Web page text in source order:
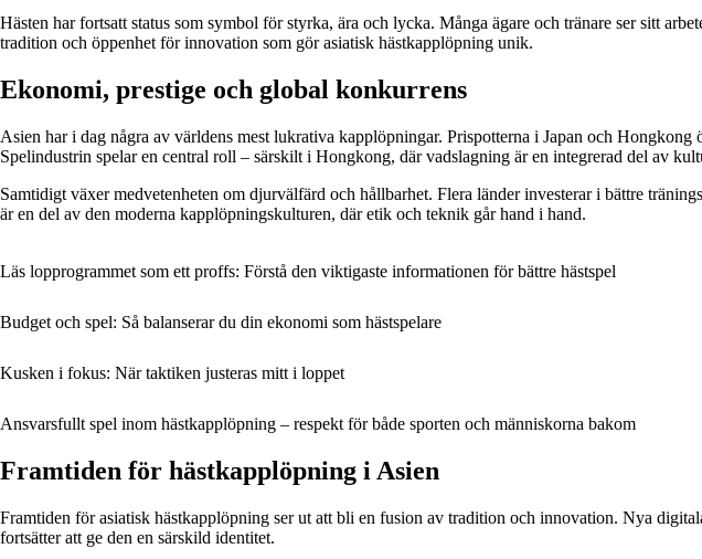
Hästen har fortsatt status som symbol för styrka, ära och lycka. Många ägare och tränare ser sitt
tradition och öppenhet för innovation som gör asiatisk hästkapplöpning unik.
Ekonomi, prestige och global konkurrens
Asien har i dag några av världens mest lukrativa kapplöpningar. Prispotterna i Japan och
Spelindustrin spelar en central roll – särskilt i Hongkong, där vadslagning är en integrerad del av
Samtidigt växer medvetenheten om djurvälfärd och hållbarhet. Flera länder investerar i bättre
är en del av den moderna kapplöpningskulturen, där etik och teknik går hand i hand.
Läs lopprogrammet som ett proffs: Förstå den viktigaste informationen för bättre hästspel
Budget och spel: Så balanserar du din ekonomi som hästspelare
Kusken i fokus: När taktiken justeras mitt i loppet
Ansvarsfullt spel inom hästkapplöpning – respekt för både sporten och människorna bakom
Framtiden för hästkapplöpning i Asien
Framtiden för asiatisk hästkapplöpning ser ut att bli en fusion av tradition och innovation. Nya
fortsätter att ge den en särskild identitet.